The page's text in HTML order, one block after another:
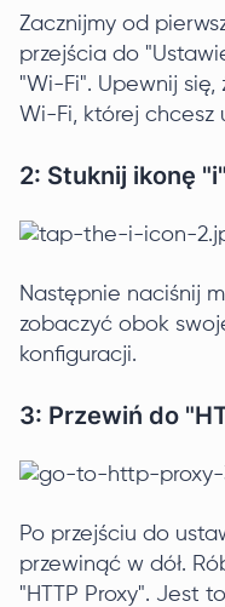
Zacznijmy od
przejścia do
"Wi-Fi". Upewnij się,
Wi-Fi, której chcesz
2: Stuknij ikonę "i"
Następnie naciśnij
zobaczyć obok
konfiguracji.
3: Przewiń do
Po przejściu do
przewinąć w dół.
"HTTP Proxy". Jest